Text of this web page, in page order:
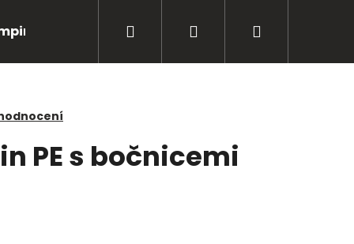
Bižuterie Péče o úlovky
Přihlášení
PE s bočnicemi